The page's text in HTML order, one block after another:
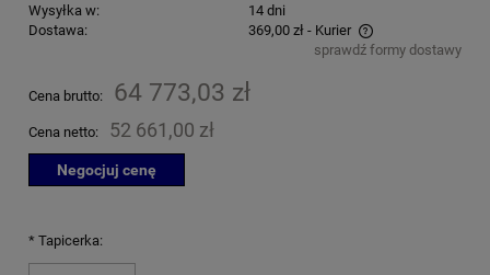
Wysyłka w:
14 dni
Dostawa:
369,00 zł - Kurier
Cena nie zawiera ewentualnych kosztów płatnościsprawdź formy dostawy
Cena brutto: 64 773,03 zł
Cena netto: 52 661,00 zł
Negocjuj cenę
* Tapicerka: